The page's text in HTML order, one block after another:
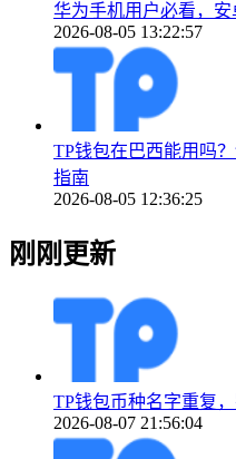
华为手机用户必看，
2026-08-05 13:22:57
TP钱包在巴西能用吗
指南
2026-08-05 12:36:25
刚刚更新
TP钱包币种名字重复
2026-08-07 21:56:04